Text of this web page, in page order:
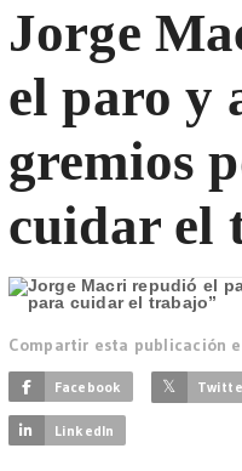
Jorge
el paro y
gremios
cuidar el
Compartir esta publicación
Facebook
LinkedIn